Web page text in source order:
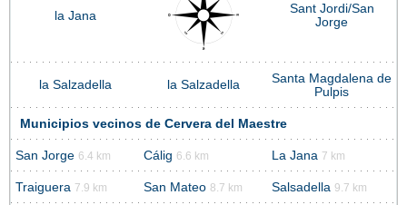
la Jana
Sant Jordi/San
Jorge
la Salzadella la Salzadella
Santa Magdalena de
Pulpis
Municipios vecinos de Cervera del Maestre
San Jorge 6.4 km Cálig 6.6 km La Jana 7 km
Traiguera 7.9 km San Mateo 8.7 km Salsadella 9.7 km